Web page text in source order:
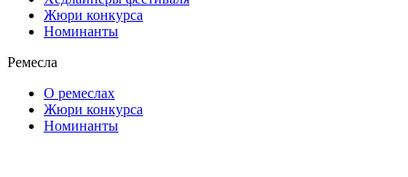
Жюри конкурса
Номинанты
Ремесла
О ремеслах
Жюри конкурса
Номинанты